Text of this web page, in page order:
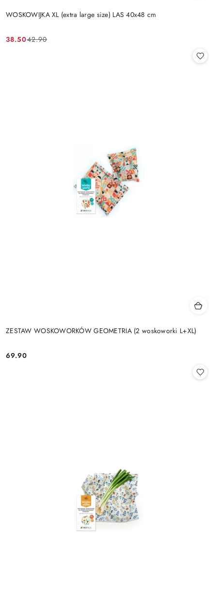
WOSKOWIJKA XL (extra large size) LAS 40x48 cm
Cena
38.50
Cena 42.90
ZESTAW WOSKOWORKÓW GEOMETRIA (2 woskoworki L+XL)
Cena:
69.90